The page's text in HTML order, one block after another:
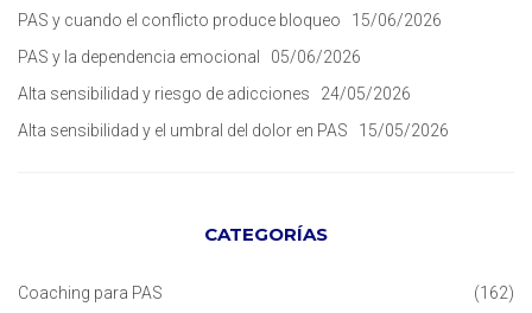
PAS y cuando el conflicto produce bloqueo
15/06/2026
PAS y la dependencia emocional
05/06/2026
Alta sensibilidad y riesgo de adicciones
24/05/2026
Alta sensibilidad y el umbral del dolor en PAS
15/05/2026
CATEGORÍAS
Coaching para PAS
(162)